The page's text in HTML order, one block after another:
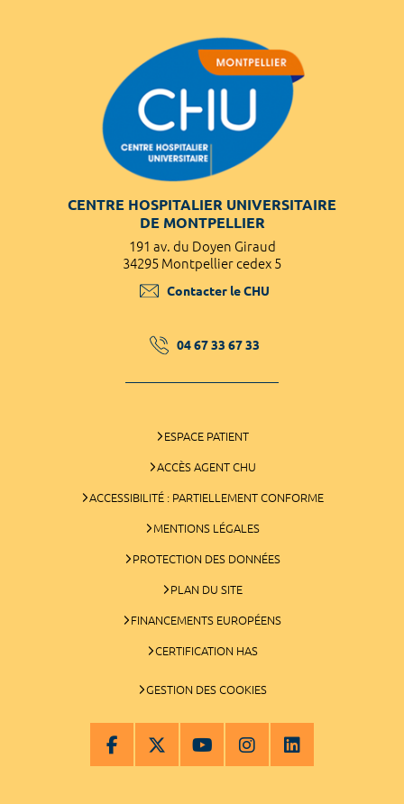
CENTRE HOSPITALIER UNIVERSITAIRE
DE MONTPELLIER
191 av. du Doyen Giraud
34295 Montpellier cedex 5
Contacter le CHU
04 67 33 67 33
ESPACE PATIENT
ACCÈS AGENT CHU
ACCESSIBILITÉ : PARTIELLEMENT CONFORME
MENTIONS LÉGALES
PROTECTION DES DONNÉES
PLAN DU SITE
FINANCEMENTS EUROPÉENS
CERTIFICATION HAS
GESTION DES COOKIES